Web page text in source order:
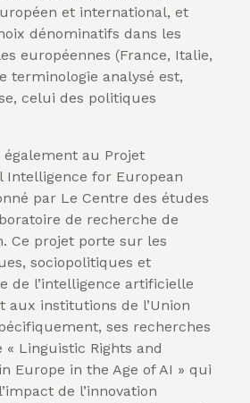
et international, et
dénominatifs dans les
européennes (France, Italie,
terminologie analysé est,
celui des politiques
au Projet
Intelligence for European
par Le Centre des études
de recherche de
Ce projet porte sur les
sociopolitiques et
de l’intelligence artificielle
aux institutions de l’Union
ses recherches
« Linguistic Rights and
Europe in the Age of AI » qui
de l’innovation